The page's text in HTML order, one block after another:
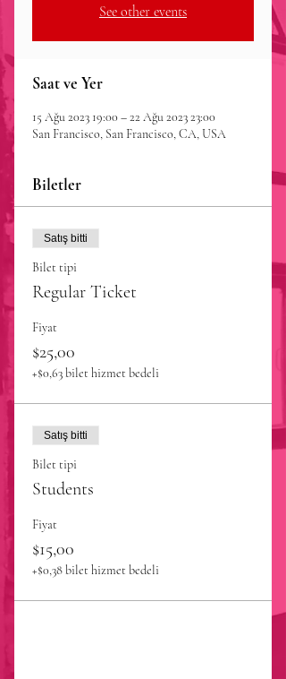
See other events
Saat ve Yer
15 Ağu 2023 19:00 – 22 Ağu 2023 23:00
San Francisco, San Francisco, CA, USA
Biletler
Satış bitti
Bilet tipi
Regular Ticket
Fiyat
$25,00
+$0,63 bilet hizmet bedeli
Satış bitti
Bilet tipi
Students
Fiyat
$15,00
+$0,38 bilet hizmet bedeli